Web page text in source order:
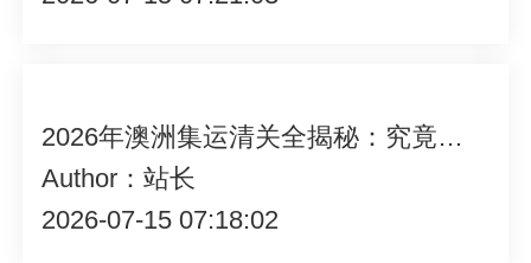
2026年澳洲集运清关全揭秘：究竟需要哪些关键单据？
Author：站长
2026-07-15 07:18:02